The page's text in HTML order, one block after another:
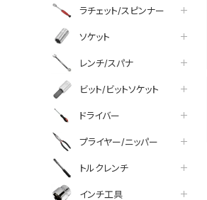
ラチェット/スピンナー
ソケット
レンチ/スパナ
ビット/ビットソケット
ドライバー
プライヤー/ニッパー
トルクレンチ
インチ工具
facebook
line